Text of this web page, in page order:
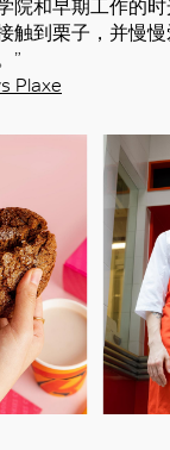
院和早期工作的
触到栗子，并慢
”
Plaxe